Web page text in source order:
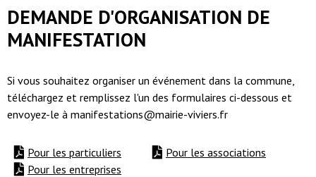
DEMANDE D'ORGANISATION DE
MANIFESTATION
Si vous souhaitez organiser un événement dans la commune,
téléchargez et remplissez l'un des formulaires ci-dessous et
envoyez-le à manifestations@mairie-viviers.fr
Pour les particuliers
Pour les associations
Pour les entreprises